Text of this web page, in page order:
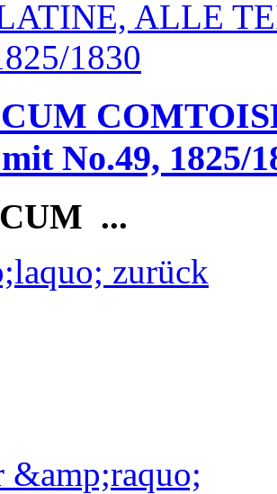
CUM
No.49, 1825/
...
zurück
&amp;raquo;